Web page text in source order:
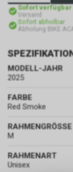
Sofort verfügbar
Versand
Sofort abholbar
Abholung BIKE
MODELL-JAHR
2025
FARBE
Red Smoke
RAHMENGRÖSSE
M
RAHMENART
Unisex